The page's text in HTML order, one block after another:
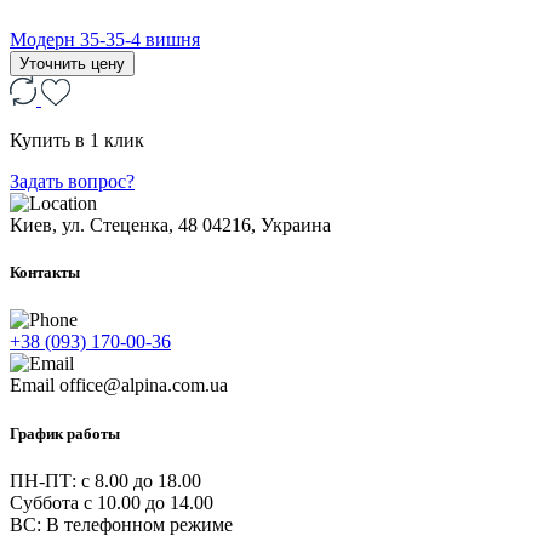
Модерн 35-35-4 вишня
Уточнить цену
Купить в 1 клик
Задать вопрос?
Киев, ул. Стеценка, 48 04216, Украина
Контакты
+38 (093) 170-00-36
Email office@alpina.com.ua
График работы
ПН-ПТ: c 8.00 до 18.00
Суббота с 10.00 до 14.00
ВС: В телефонном режиме